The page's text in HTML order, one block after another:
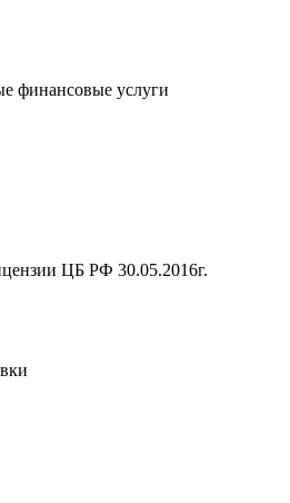
финансовые услуги
ЦБ РФ 30.05.2016г.